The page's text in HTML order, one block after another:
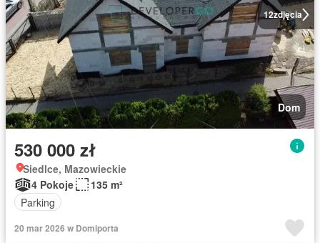
12zdjęcia
Dom
530 000 zł
Siedlce, Mazowieckie
4 Pokoje
135 m²
Parking
20 mar 2026 w Domiporta